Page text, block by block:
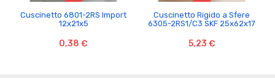
Cuscinetto 6801-2RS Import
12x21x5
0,38 €
Cuscinetto Rigido a Sfere
6305-2RS1/C3 SKF 25x62x17
5,23 €